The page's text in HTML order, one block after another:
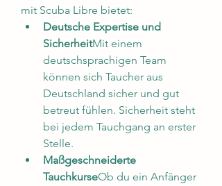
mit Scuba Libre bietet:
Deutsche Expertise und
SicherheitMit einem
deutschsprachigen Team
können sich Taucher aus
Deutschland sicher und gut
betreut fühlen. Sicherheit steht
bei jedem Tauchgang an erster
Stelle.
Maßgeschneiderte
TauchkurseOb du ein Anfänger